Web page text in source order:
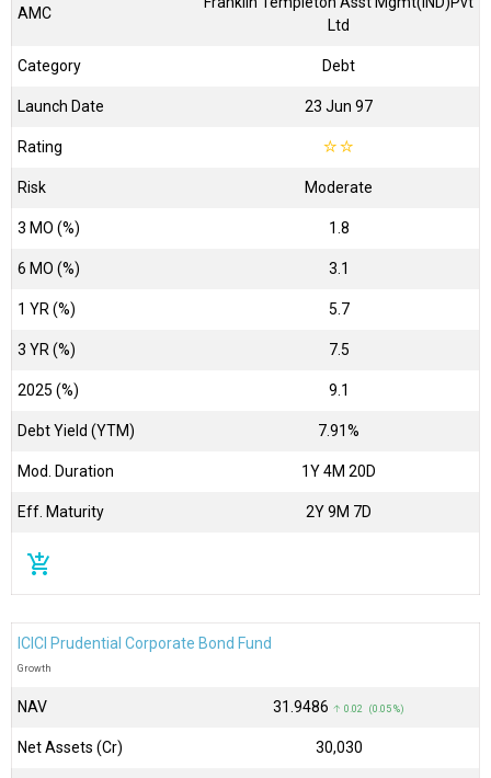
AMC
Ltd
Category Debt
Launch Date 23 Jun 97
Rating ☆☆
Risk Moderate
3 MO (%) 1.8
6 MO (%) 3.1
1 YR (%) 5.7
3 YR (%) 7.5
2025 (%) 9.1
Debt Yield (YTM) 7.91%
Mod. Duration 1Y 4M 20D
Eff. Maturity 2Y 9M 7D
add_shopping_cart
ICICI Prudential Corporate Bond Fund
Growth
NAV ₹31.9486 ↑ 0.02 (0.05 %)
Net Assets (Cr) ₹30,030